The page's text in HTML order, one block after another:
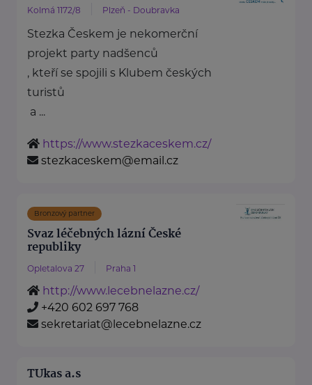
Kolmá 1172/8 Plzeň - Doubravka
Stezka Českem je nekomerční
projekt party nadšenců
, kteří se spojili s Klubem českých
turistů
a ...
https://www.stezkaceskem.cz/
stezkaceskem@email.cz
Bronzový partner
Svaz léčebných lázní České
republiky
Opletalova 27 Praha 1
http://www.lecebnelazne.cz/
+420 602 697 768
sekretariat@lecebnelazne.cz
TUkas a.s